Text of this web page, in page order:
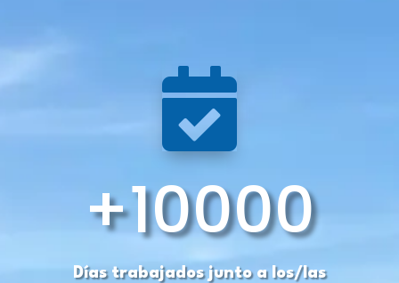

+10000
Días trabajados junto a los/las